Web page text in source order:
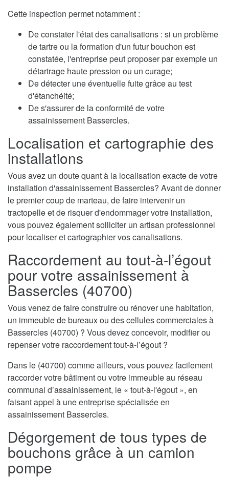
Cette inspection permet notamment :
De constater l'état des canalisations : si un problème
de tartre ou la formation d'un futur bouchon est
constatée, l'entreprise peut proposer par exemple un
détartrage haute pression ou un curage;
De détecter une éventuelle fuite grâce au test
d'étanchéité;
De s'assurer de la conformité de votre
assainissement Bassercles.
Localisation et cartographie des
installations
Vous avez un doute quant à la localisation exacte de votre
installation d'assainissement Bassercles? Avant de donner
le premier coup de marteau, de faire intervenir un
tractopelle et de risquer d'endommager votre installation,
vous pouvez également solliciter un artisan professionnel
pour localiser et cartographier vos canalisations.
Raccordement au tout-à-l’égout
pour votre assainissement à
Bassercles (40700)
Vous venez de faire construire ou rénover une habitation,
un immeuble de bureaux ou des cellules commerciales à
Bassercles (40700) ? Vous devez concevoir, modifier ou
repenser votre raccordement tout-à-l’égout ?
Dans le (40700) comme ailleurs, vous pouvez facilement
raccorder votre bâtiment ou votre immeuble au réseau
communal d’assainissement, le « tout-à-l'égout », en
faisant appel à une entreprise spécialisée en
assainissement Bassercles.
Dégorgement de tous types de
bouchons grâce à un camion
pompe